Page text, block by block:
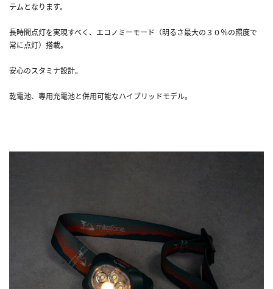
テムとなります。
長時間点灯を実現すべく、エコノミーモード（明るさ最大の３０％の照度で
常に点灯）搭載。
安心のスタミナ設計。
乾電池、専用充電池と併用可能なハイブリッドモデル。